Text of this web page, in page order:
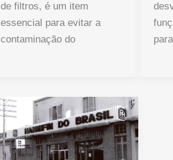
de filtros, é um item
essencial para evitar a
contaminação do